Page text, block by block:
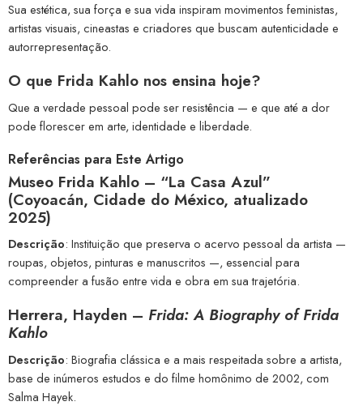
Sua estética, sua força e sua vida inspiram movimentos feministas,
artistas visuais, cineastas e criadores que buscam autenticidade e
autorrepresentação.
O que Frida Kahlo nos ensina hoje?
Que a verdade pessoal pode ser resistência — e que até a dor
pode florescer em arte, identidade e liberdade.
Referências para Este Artigo
Museo Frida Kahlo – “La Casa Azul”
(Coyoacán, Cidade do México, atualizado
2025)
Descrição: Instituição que preserva o acervo pessoal da artista —
roupas, objetos, pinturas e manuscritos —, essencial para
compreender a fusão entre vida e obra em sua trajetória.
Herrera, Hayden – Frida: A Biography of Frida
Kahlo
Descrição: Biografia clássica e a mais respeitada sobre a artista,
base de inúmeros estudos e do filme homônimo de 2002, com
Salma Hayek.